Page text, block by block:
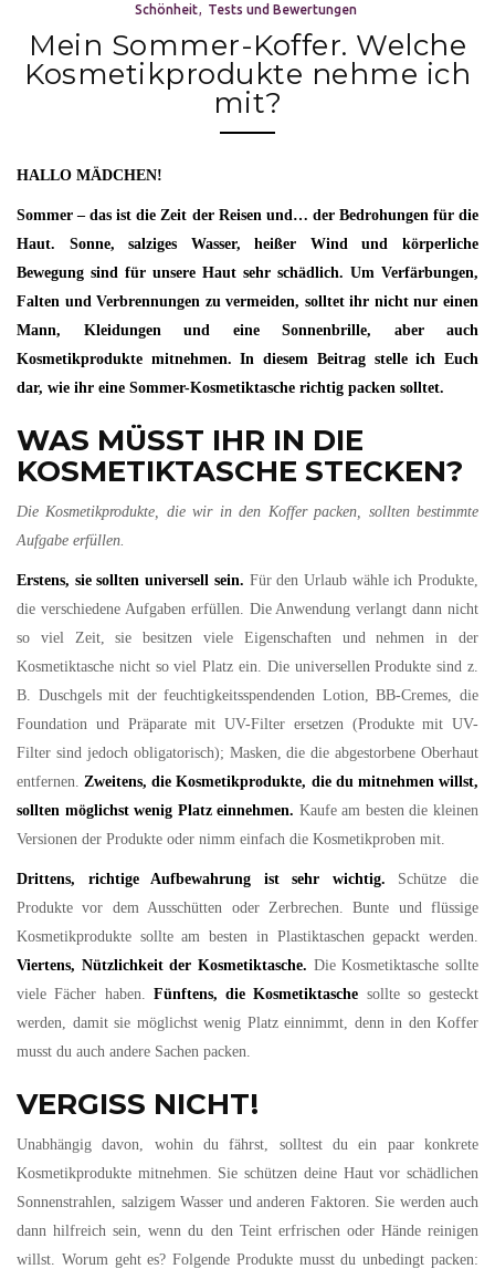
Schönheit Tests und Bewertungen
Mein Sommer-Koffer. Welche
Kosmetikprodukte nehme ich
mit?
HALLO MÄDCHEN!
Sommer – das ist die Zeit der Reisen und… der Bedrohungen für die
Haut. Sonne, salziges Wasser, heißer Wind und körperliche
Bewegung sind für unsere Haut sehr schädlich. Um Verfärbungen,
Falten und Verbrennungen zu vermeiden, solltet ihr nicht nur einen
Mann, Kleidungen und eine Sonnenbrille, aber auch
Kosmetikprodukte mitnehmen. In diesem Beitrag stelle ich Euch
dar, wie ihr eine Sommer-Kosmetiktasche richtig packen solltet.
WAS MÜSST IHR IN DIE
KOSMETIKTASCHE STECKEN?
Die Kosmetikprodukte, die wir in den Koffer packen, sollten bestimmte
Aufgabe erfüllen.
Erstens, sie sollten universell sein. Für den Urlaub wähle ich Produkte,
die verschiedene Aufgaben erfüllen. Die Anwendung verlangt dann nicht
so viel Zeit, sie besitzen viele Eigenschaften und nehmen in der
Kosmetiktasche nicht so viel Platz ein. Die universellen Produkte sind z.
B. Duschgels mit der feuchtigkeitsspendenden Lotion, BB-Cremes, die
Foundation und Präparate mit UV-Filter ersetzen (Produkte mit UV-
Filter sind jedoch obligatorisch); Masken, die die abgestorbene Oberhaut
entfernen. Zweitens, die Kosmetikprodukte, die du mitnehmen willst,
sollten möglichst wenig Platz einnehmen. Kaufe am besten die kleinen
Versionen der Produkte oder nimm einfach die Kosmetikproben mit.
Drittens, richtige Aufbewahrung ist sehr wichtig. Schütze die
Produkte vor dem Ausschütten oder Zerbrechen. Bunte und flüssige
Kosmetikprodukte sollte am besten in Plastiktaschen gepackt werden.
Viertens, Nützlichkeit der Kosmetiktasche. Die Kosmetiktasche sollte
viele Fächer haben. Fünftens, die Kosmetiktasche sollte so gesteckt
werden, damit sie möglichst wenig Platz einnimmt, denn in den Koffer
musst du auch andere Sachen packen.
VERGISS NICHT!
Unabhängig davon, wohin du fährst, solltest du ein paar konkrete
Kosmetikprodukte mitnehmen. Sie schützen deine Haut vor schädlichen
Sonnenstrahlen, salzigem Wasser und anderen Faktoren. Sie werden auch
dann hilfreich sein, wenn du den Teint erfrischen oder Hände reinigen
willst. Worum geht es? Folgende Produkte musst du unbedingt packen: